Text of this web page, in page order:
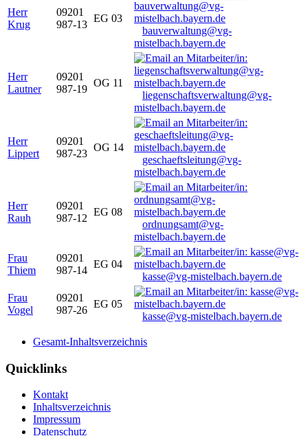
Herr
Krug
09201
987-13
EG 03
bauverwaltung@vg-
mistelbach.bayern.de
Herr
Lautner
09201
987-19
OG 11
liegenschaftsverwaltung@vg-
mistelbach.bayern.de
Herr
Lippert
09201
987-23
OG 14
geschaeftsleitung@vg-
mistelbach.bayern.de
Herr
Rauh
09201
987-12
EG 08
ordnungsamt@vg-
mistelbach.bayern.de
Frau
Thiem
09201
987-14
EG 04
kasse@vg-mistelbach.bayern.de
Frau
Vogel
09201
987-26
EG 05
kasse@vg-mistelbach.bayern.de
Gesamt-Inhaltsverzeichnis
Quicklinks
Kontakt
Inhaltsverzeichnis
Impressum
Datenschutz